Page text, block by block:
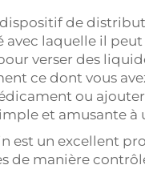
de
avec laquelle il
verser des
ce dont vous
ou
et amusante à
est un excellent
de manière